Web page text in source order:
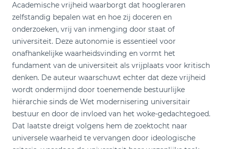
Academische vrijheid waarborgt dat hoogleraren
zelfstandig bepalen wat en hoe zij doceren en
onderzoeken, vrij van inmenging door staat of
universiteit. Deze autonomie is essentieel voor
onafhankelijke waarheidsvinding en vormt het
fundament van de universiteit als vrijplaats voor kritisch
denken. De auteur waarschuwt echter dat deze vrijheid
wordt ondermijnd door toenemende bestuurlijke
hiërarchie sinds de Wet modernisering universitair
bestuur en door de invloed van het woke-gedachtegoed.
Dat laatste dreigt volgens hem de zoektocht naar
universele waarheid te vervangen door ideologische